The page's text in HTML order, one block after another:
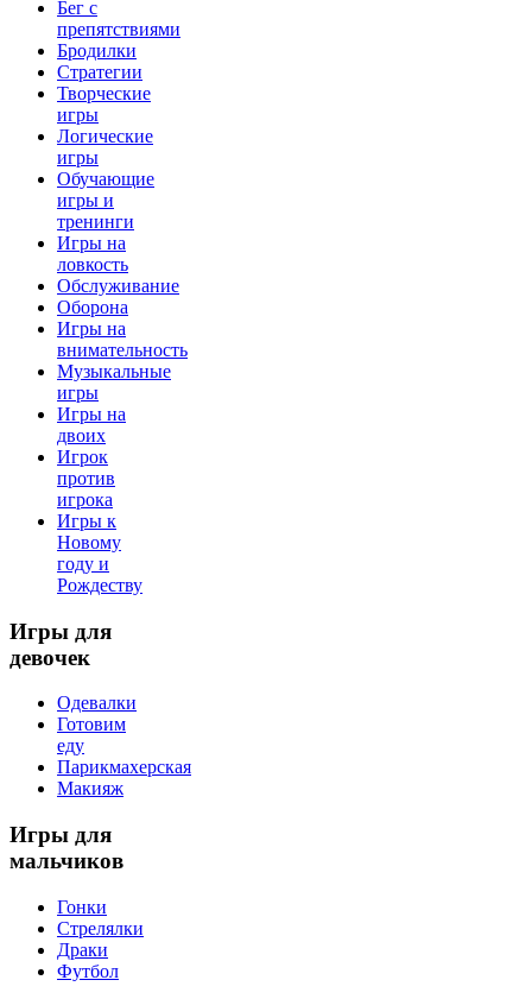
Бег с
препятствиями
Бродилки
Стратегии
Творческие
игры
Логические
игры
Обучающие
игры и
тренинги
Игры на
ловкость
Обслуживание
Оборона
Игры на
внимательность
Музыкальные
игры
Игры на
двоих
Игрок
против
игрока
Игры к
Новому
году и
Рождеству
Игры для
девочек
Одевалки
Готовим
еду
Парикмахерская
Макияж
Игры для
мальчиков
Гонки
Стрелялки
Драки
Футбол